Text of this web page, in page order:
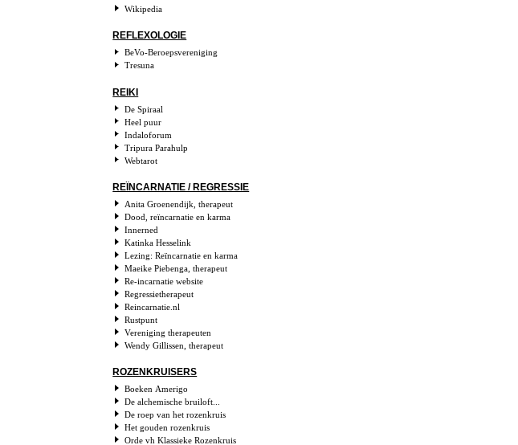
Wikipedia
REFLEXOLOGIE
BeVo-Beroepsvereniging
Tresuna
REIKI
De Spiraal
Heel puur
Indaloforum
Tripura Parahulp
Webtarot
REÏNCARNATIE / REGRESSIE
Anita Groenendijk, therapeut
Dood, reïncarnatie en karma
Innerned
Katinka Hesselink
Lezing: Reïncarnatie en karma
Maeike Piebenga, therapeut
Re-incarnatie website
Regressietherapeut
Reincarnatie.nl
Rustpunt
Vereniging therapeuten
Wendy Gillissen, therapeut
ROZENKRUISERS
Boeken Amerigo
De alchemische bruiloft...
De roep van het rozenkruis
Het gouden rozenkruis
Orde vh Klassieke Rozenkruis